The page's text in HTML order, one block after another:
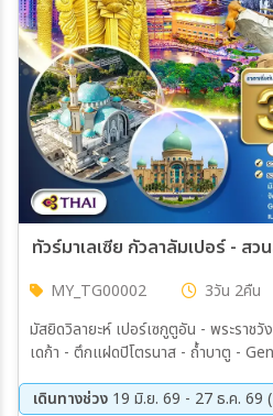
MY_TG00002 3วัน 2คืน
มัสยิดวิลายะห์ เปอร์เซกูตูอัน - พระราช
เดก้า - ตึกแฝดปิโตรนาส - ถ้ำบาตู -
เปอร์ดานาปุตรา
เดินทางช่วง 19 มิ.ย. 69 - 27 ธ.ค. 69